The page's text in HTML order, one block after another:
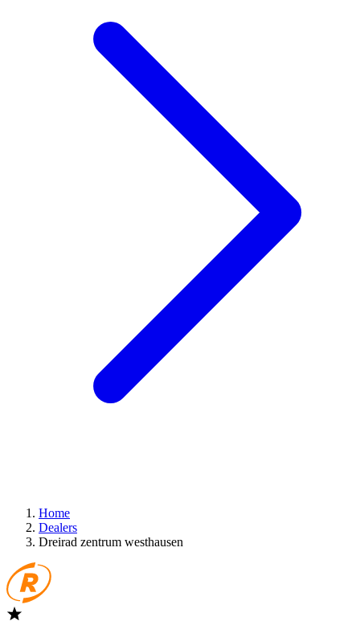
Home
Dealers
Dreirad zentrum westhausen